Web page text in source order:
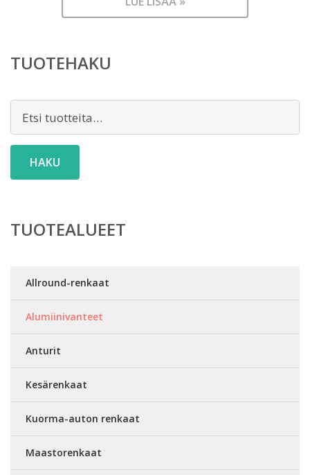
TUOTEHAKU
HAKU
TUOTEALUEET
Allround-renkaat
Alumiinivanteet
Anturit
Kesärenkaat
Kuorma-auton renkaat
Maastorenkaat